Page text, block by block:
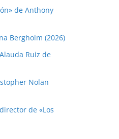
de Anthony
Bergholm (2026)
Ruiz de
Nolan
de «Los